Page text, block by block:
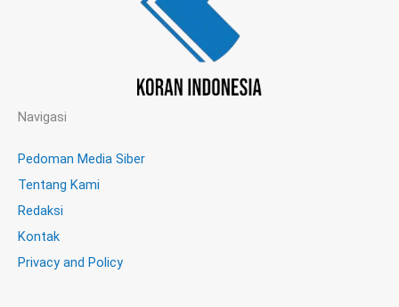
Navigasi
Pedoman Media Siber
Tentang Kami
Redaksi
Kontak
Privacy and Policy